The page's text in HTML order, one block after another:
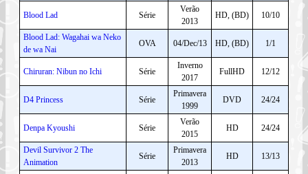
Blood Lad Série
Verão
2013
HD, (BD) 10/10
Blood Lad: Wagahai wa Neko
de wa Nai
OVA 04/Dec/13 HD, (BD) 1/1
Chiruran: Nibun no Ichi Série
Inverno
2017
FullHD 12/12
D4 Princess Série
Primavera
1999
DVD 24/24
Denpa Kyoushi Série
Verão
2015
HD 24/24
Devil Survivor 2 The
Animation
Série
Primavera
2013
HD 13/13